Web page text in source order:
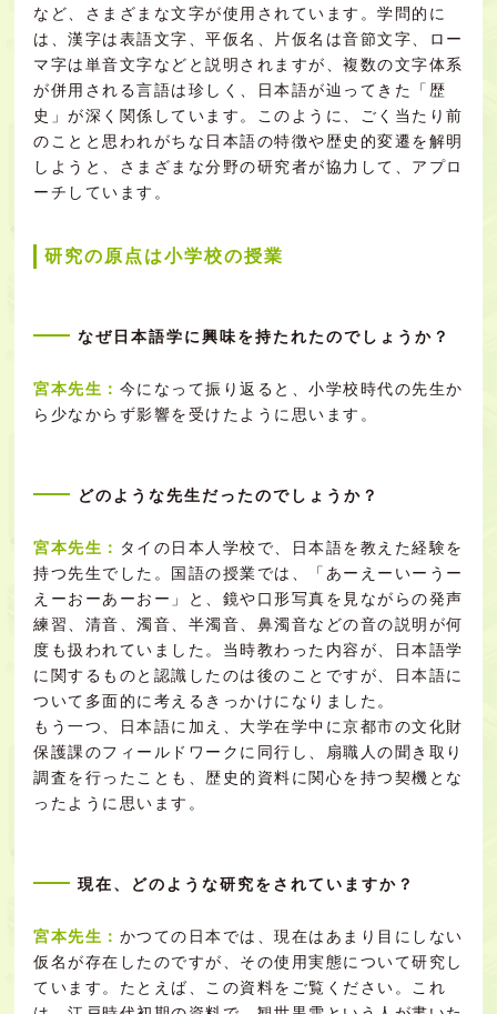
など、さまざまな文字が使用されています。学問的に
は、漢字は表語文字、平仮名、片仮名は音節文字、ロー
マ字は単音文字などと説明されますが、複数の文字体系
が併用される言語は珍しく、日本語が辿ってきた「歴
史」が深く関係しています。このように、ごく当たり前
のことと思われがちな日本語の特徴や歴史的変遷を解明
しようと、さまざまな分野の研究者が協力して、アプロ
ーチしています。
研究の原点は小学校の授業
なぜ日本語学に興味を持たれたのでしょうか？
宮本先生： 今になって振り返ると、小学校時代の先生か
ら少なからず影響を受けたように思います。
どのような先生だったのでしょうか？
宮本先生 ： タイの日本人学校で、日本語を教えた経験を
持つ先生でした。国語の授業では、「あーえーいーうー
えーおーあーおー」と、鏡や口形写真を見ながらの発声
練習、清音、濁音、半濁音、鼻濁音などの音の説明が何
度も扱われていました。当時教わった内容が、日本語学
に関するものと認識したのは後のことですが、日本語に
ついて多面的に考えるきっかけになりました。
もう一つ、日本語に加え、大学在学中に京都市の文化財
保護課のフィールドワークに同行し、扇職人の聞き取り
調査を行ったことも、歴史的資料に関心を持つ契機とな
ったように思います。
現在、どのような研究をされていますか？
宮本先生： かつての日本では、現在はあまり目にしない
仮名が存在したのですが、その使用実態について研究し
ています。たとえば、この資料をご覧ください。これ